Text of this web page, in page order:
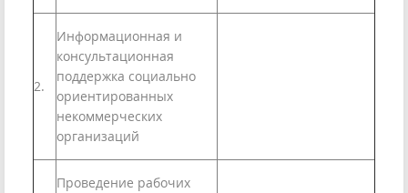
2.
Информационная и
консультационная
поддержка социально
ориентированных
некоммерческих
организаций
Проведение рабочих